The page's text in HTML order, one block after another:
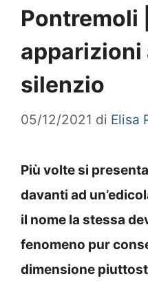
Pontremoli
apparizioni
silenzio
05/12/2021 di Elisa
Più volte si
davanti ad
il nome la stessa
fenomeno pur
dimensione